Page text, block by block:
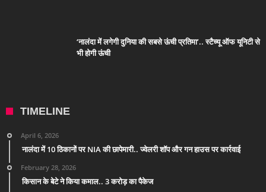
‘नालंदा में लगेगी दुनिया की सबसे ऊंची प्रतिमा’.. स्टैच्यू ऑफ यूनिटी से
भी होगी ऊंची
TIMELINE
April 6, 2026
नालंदा में 10 ठिकानों पर NIA की छापेमारी.. ज्वेलरी शॉप और गन हाउस पर कार्रवाई
February 28, 2026
किसान के बेटे ने किया कमाल.. 3 करोड़ का पैकेज